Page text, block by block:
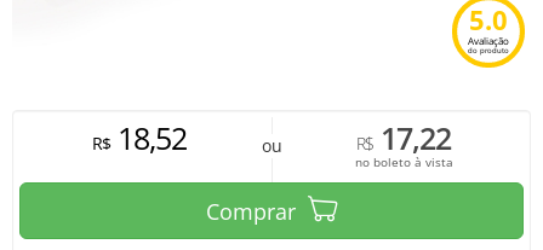
5.0
Avaliação
do produto
R$18,52 ou R$17,22
no boleto à vista
Comprar